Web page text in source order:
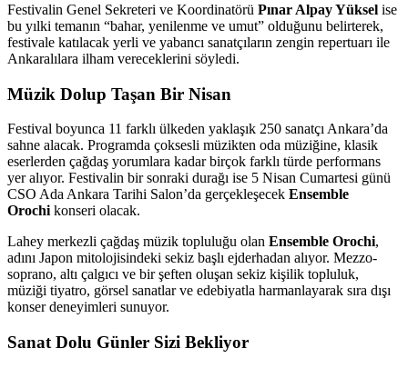
Festivalin Genel Sekreteri ve Koordinatörü Pınar Alpay Yüksel ise
bu yılki temanın “bahar, yenilenme ve umut” olduğunu belirterek,
festivale katılacak yerli ve yabancı sanatçıların zengin repertuarı ile
Ankaralılara ilham vereceklerini söyledi.
Müzik Dolup Taşan Bir Nisan
Festival boyunca 11 farklı ülkeden yaklaşık 250 sanatçı Ankara’da
sahne alacak. Programda çoksesli müzikten oda müziğine, klasik
eserlerden çağdaş yorumlara kadar birçok farklı türde performans
yer alıyor. Festivalin bir sonraki durağı ise 5 Nisan Cumartesi günü
CSO Ada Ankara Tarihi Salon’da gerçekleşecek Ensemble
Orochikonseri olacak.
Lahey merkezli çağdaş müzik topluluğu olan Ensemble Orochi,
adını Japon mitolojisindeki sekiz başlı ejderhadan alıyor. Mezzo-
soprano, altı çalgıcı ve bir şeften oluşan sekiz kişilik topluluk,
müziği tiyatro, görsel sanatlar ve edebiyatla harmanlayarak sıra dışı
konser deneyimleri sunuyor.
Sanat Dolu Günler Sizi Bekliyor